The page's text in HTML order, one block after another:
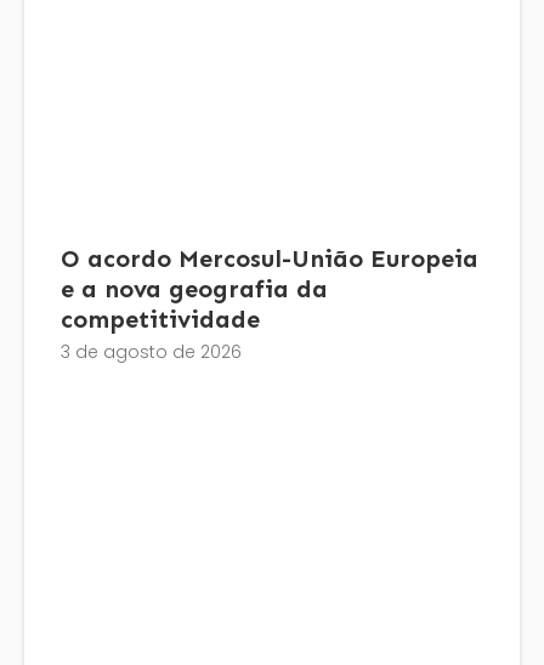
O acordo Mercosul-União Europeia
e a nova geografia da
competitividade
3 de agosto de 2026